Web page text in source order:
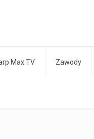
Max TV Zawody